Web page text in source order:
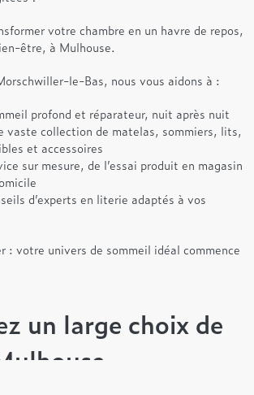
votre chambre en un havre de repos,
être, à Mulhouse.
le-Bas, nous vous aidons à :
profond et réparateur, nuit après nuit
vaste collection de matelas, sommiers, lits,
et accessoires
sur mesure, de l’essai produit en magasin
d’experts en literie adaptés à vos
: votre univers de sommeil idéal commence
un large choix de